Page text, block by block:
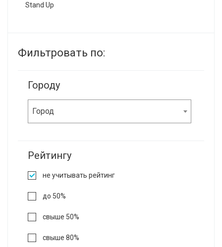
Stand Up
Фильтровать по:
Городу
Город
Рейтингу
не учитывать рейтинг
до 50%
свыше 50%
свыше 80%